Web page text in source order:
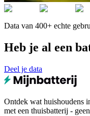
Data van 400+ echte
Heb je al een
Deel je data
Ontdek wat huishoudens
met een thuisbatterij -